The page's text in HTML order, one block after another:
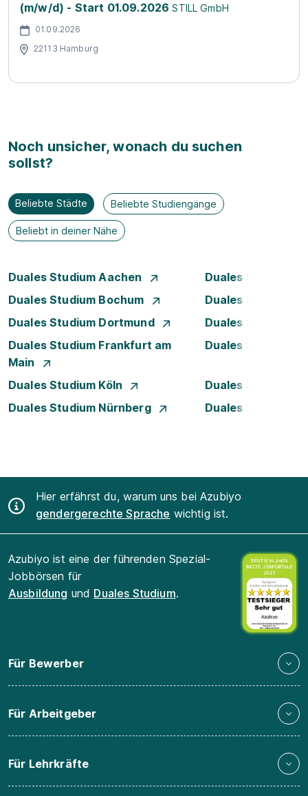
(m/w/d) - Start 01.09.2026 STILL GmbH
01.09.2026
22113 Hamburg
Noch unsicher, wonach du suchen
sollst?
Beliebte Städte Beliebte Studiengänge
Beliebt in deiner Nähe
Duales Studium Aachen
Duales Studium
Duales Studium Bochum
Duales Studium
Duales Studium Dortmund
Duales Studium
Duales Studium Frankfurt am
Main
Duales Studium
Duales Studium Köln
Duales Studium
Duales Studium Nürnberg
Duales Studium
Hier erfährst du, warum uns bei Azubiyo
gendergerechte Sprache wichtig ist.
Azubiyo ist eine der führenden Spezial-
Jobbörsen für
Ausbildung und Duales Studium.
Für Bewerber
Für Arbeitgeber
Für Lehrkräfte